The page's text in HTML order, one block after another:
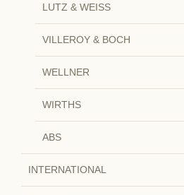
LUTZ & WEISS
VILLEROY & BOCH
WELLNER
WIRTHS
ABS
INTERNATIONAL